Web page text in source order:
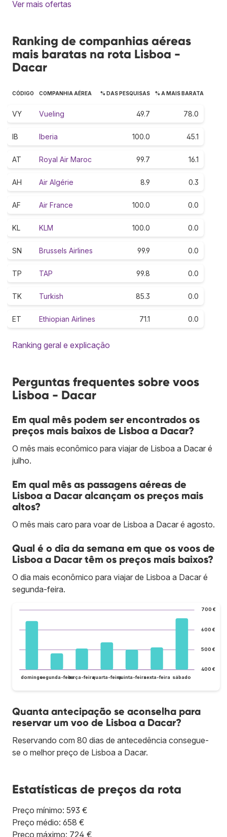
Ver mais ofertas
Ranking de companhias aéreas
mais baratas na rota Lisboa -
Dacar
CÓDIGO COMPANHIA AÉREA % DAS PESQUISAS % A MAIS BARATA
VY Vueling 49.7 78.0
IB Iberia 100.0 45.1
AT Royal Air Maroc 99.7 16.1
AH Air Algérie 8.9 0.3
AF Air France 100.0 0.0
KL KLM 100.0 0.0
SN Brussels Airlines 99.9 0.0
TP TAP 99.8 0.0
TK Turkish 85.3 0.0
ET Ethiopian Airlines 71.1 0.0
Ranking geral e explicação
Perguntas frequentes sobre voos
Lisboa - Dacar
Em qual mês podem ser encontrados os
preços mais baixos de Lisboa a Dacar?
O mês mais econômico para viajar de Lisboa a Dacar é
julho.
Em qual mês as passagens aéreas de
Lisboa a Dacar alcançam os preços mais
altos?
O mês mais caro para voar de Lisboa a Dacar é agosto.
Qual é o dia da semana em que os voos de
Lisboa a Dacar têm os preços mais baixos?
O dia mais econômico para viajar de Lisboa a Dacar é
segunda-feira.
400 €
500 €
600 €
700 €
domingosegunda-feiraterça-feiraquarta-feiraquinta-feirasexta-feira sábado
Quanta antecipação se aconselha para
reservar um voo de Lisboa a Dacar?
Reservando com 80 dias de antecedência consegue-
se o melhor preço de Lisboa a Dacar.
Estatísticas de preços da rota
Preço mínimo: 593 €
Preço médio: 658 €
Preço máximo: 724 €